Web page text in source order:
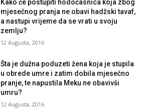
Kako će postupiti hodočasnica koja zbog
mjesečnog pranja ne obavi hadžski tavaf,
a nastupi vrijeme da se vrati u svoju
zemlju?
12 Augusta, 2016
Šta je dužna poduzeti žena koja je stupila
u obrede umre i zatim dobila mjesečno
pranje, te napustila Meku ne obavivši
umru?
12 Augusta, 2016